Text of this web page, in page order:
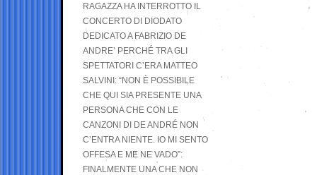
RAGAZZA HA INTERROTTO IL
CONCERTO DI DIODATO
DEDICATO A FABRIZIO DE
ANDRE’ PERCHÉ TRA GLI
SPETTATORI C’ERA MATTEO
SALVINI: “NON È POSSIBILE
CHE QUI SIA PRESENTE UNA
PERSONA CHE CON LE
CANZONI DI DE ANDRÉ NON
C’ENTRA NIENTE. IO MI SENTO
OFFESA E ME NE VADO”:
FINALMENTE UNA CHE NON